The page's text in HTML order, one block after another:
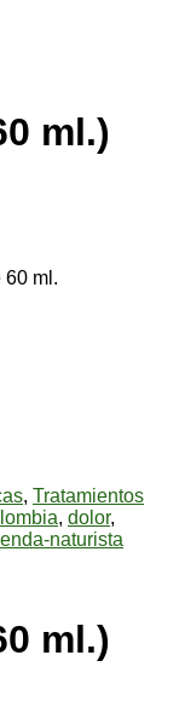
ml.)
60 ml.
, Tratamientos
, dolor,
naturista
ml.)